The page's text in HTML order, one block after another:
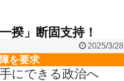
揆」断固支持！
2025/3/28
を要求
にできる政治へ